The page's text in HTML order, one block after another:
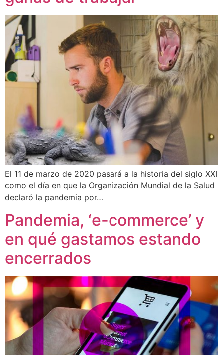
El 11 de marzo de 2020 pasará a la historia del siglo XXI
como el día en que la Organización Mundial de la Salud
declaró la pandemia por…
Pandemia, ‘e-commerce’ y
en qué gastamos estando
encerrados